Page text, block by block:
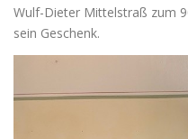
Wulf-Dieter Mittelstraß zum
sein Geschenk.